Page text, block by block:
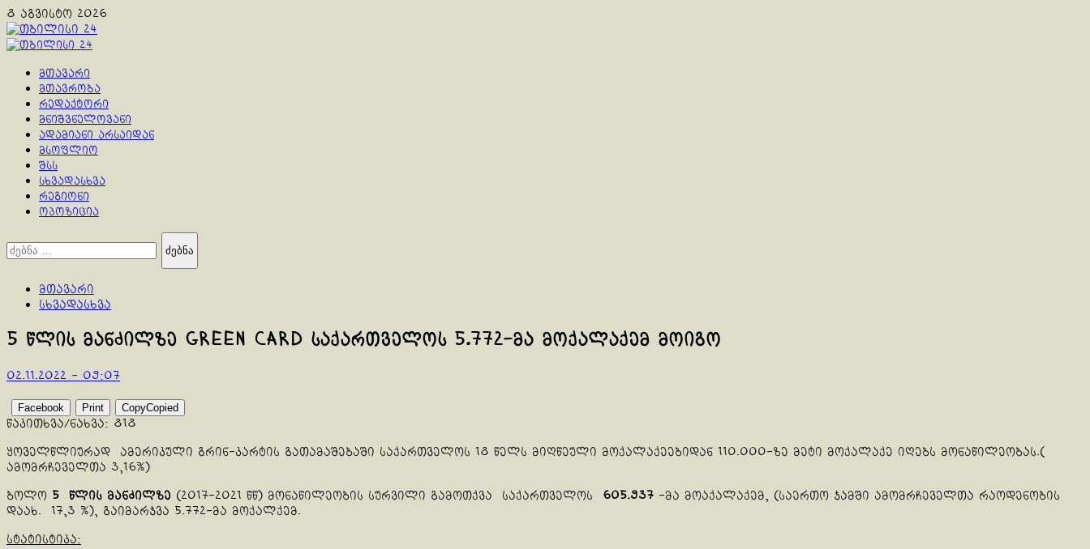
Skip
to
content
8 აგვისტო 2026
Primary
მთავარი
მთავრობა
რედაქტორი
მნიშვნელოვანი
ადამიანი არსაიდან
მსოფლიო
შსს
სხვადასხვა
რეგიონი
ოპოზიცია
ძებნა:
მთავარი
სხვადასხვა
5 წლის მანძილზე Green Card საქართველოს 5.772-მა მოქალაქემ მოიგო
02.11.2022 - 09:07
Facebook Print CopyCopied
წაკითხვა/ნახვა: 818
ყოველწლიურად ამერიკული გრინ-კარტის გათამაშებაში საქართველოს 18 წელს მიღწეული მოქალაქეებიდან 110.000-ზე მეტი მოქალაქე იღებს მონაწილეობას.(
ამომრჩეველთა 3,16%)
ბოლო 5 წლის მანძილზე (2017-2021 წწ) მონაწილეობის სურვილი გამოთქვა საქართველოს 605.937 -მა მოაქალაქემ, (საერთო ჯამში ამომრჩეველთა რაოდენობის
დაახ. 17,3 %), გაიმარჯვა 5.772-მა მოქალქემ.
სტატისტიკა: